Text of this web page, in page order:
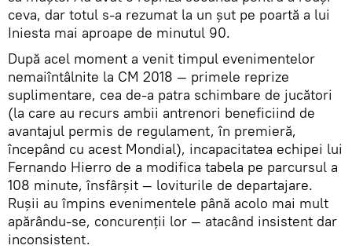
ceva, dar totul s-a rezumat la un șut pe poartă a lui
Iniesta mai aproape de minutul 90.
După acel moment a venit timpul evenimentelor
nemaiîntâlnite la CM 2018 — primele reprize
suplimentare, cea de-a patra schimbare de jucători
(la care au recurs ambii antrenori beneficiind de
avantajul permis de regulament, în premieră,
începând cu acest Mondial), incapacitatea echipei lui
Fernando Hierro de a modifica tabela pe parcursul a
108 minute, însfârșit — loviturile de departajare.
Rușii au împins evenimentele până acolo mai mult
apărându-se, concurenții lor — atacând insistent dar
inconsistent.